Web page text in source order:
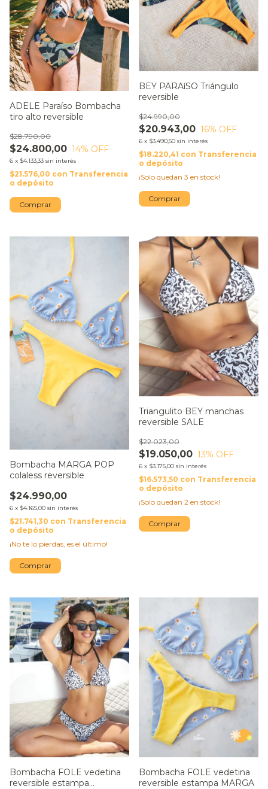
ADELE Paraíso Bombacha
tiro alto reversible
$24.800,00
$28.790,00
14% OFF
6 x $4.133,33 sin interés
$21.576,00 con Transferencia
o depósito
Comprar
BEY PARAíSO Triángulo
reversible
$20.943,00
$24.990,00
16% OFF
6 x $3.490,50 sin interés
$18.220,41 con Transferencia
o depósito
¡Solo quedan 3 en stock!
Comprar
Bombacha MARGA POP
colaless reversible
$24.990,00
6 x $4.165,00 sin interés
$21.741,30 con Transferencia
o depósito
¡No te lo pierdas, es el último!
Comprar
Triangulito BEY manchas
reversible SALE
$19.050,00
$22.023,00
13% OFF
6 x $3.175,00 sin interés
$16.573,50 con Transferencia
o depósito
¡Solo quedan 2 en stock!
Comprar
Bombacha FOLE vedetina
reversible estampa
Bombacha FOLE vedetina
reversible estampa MARGA